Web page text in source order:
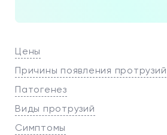
Цены
Причины появления протрузий
Патогенез
Виды протрузий
Симптомы